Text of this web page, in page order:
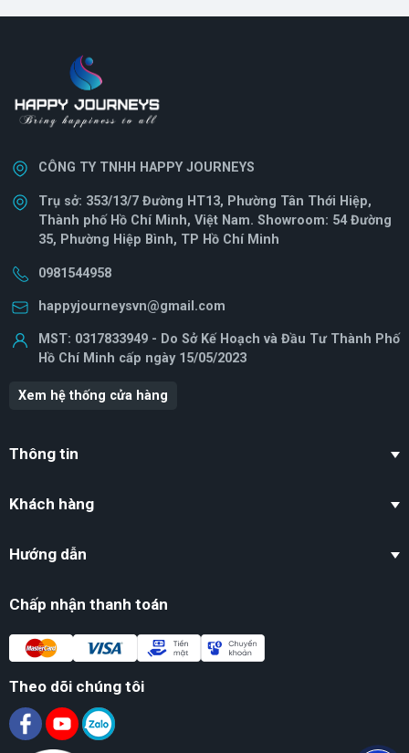
CÔNG TY TNHH HAPPY JOURNEYS
Trụ sở: 353/13/7 Đường HT13, Phường Tân Thới Hiệp,
Thành phố Hồ Chí Minh, Việt Nam. Showroom: 54 Đường
35, Phường Hiệp Bình, TP Hồ Chí Minh
0981544958
happyjourneysvn@gmail.com
MST: 0317833949 - Do Sở Kế Hoạch và Đầu Tư Thành Phố
Hồ Chí Minh cấp ngày 15/05/2023
Xem hệ thống cửa hàng
Thông tin
Khách hàng
Hướng dẫn
Chấp nhận thanh toán
Theo dõi chúng tôi